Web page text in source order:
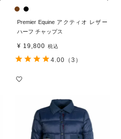
Premier Equine アクティオ レザー
ハーフ チャップス
¥ 19,800 税込
4.00 （3）